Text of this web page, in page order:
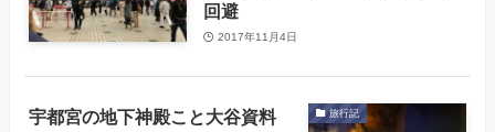
回避
2017年11月4日
旅行記
宇都宮の地下神殿こと大谷資料